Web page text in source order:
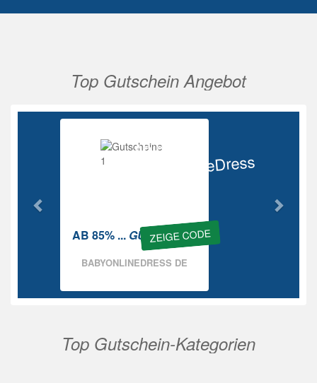
Top Gutschein Angebot
Ab 85%
BabyOnlineDress
ZEIGE CODE
AB 85% ... GUTSCHEIN
BABYONLINEDRESS DE
Vorherige
Top Gutschein-Kategorien